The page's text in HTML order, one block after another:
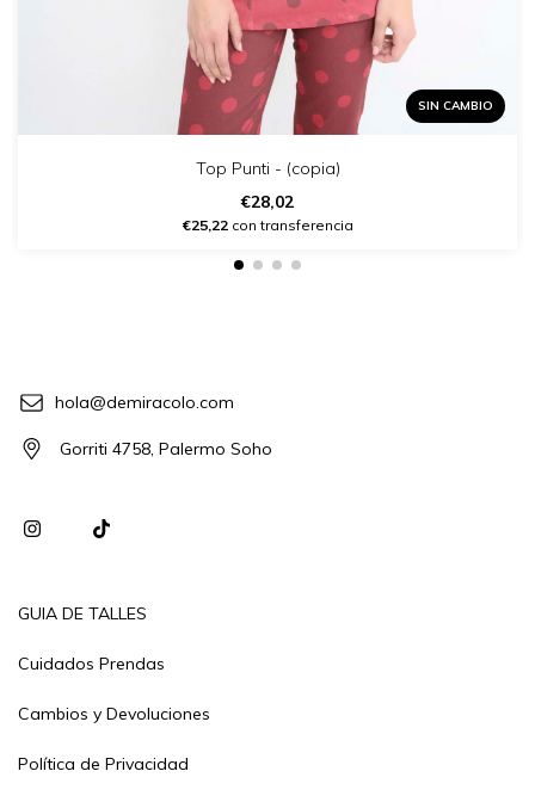
SIN CAMBIO
Top Punti - (copia)
€28,02
€25,22con transferencia
hola@demiracolo.com
Gorriti 4758, Palermo Soho
GUIA DE TALLES
Cuidados Prendas
Cambios y Devoluciones
Política de Privacidad